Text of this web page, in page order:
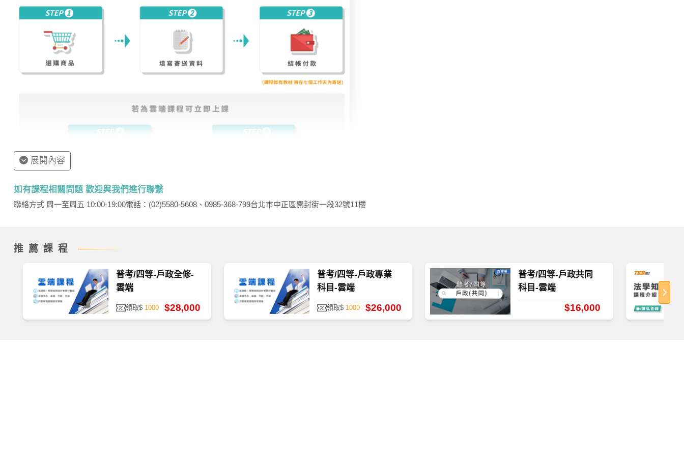
如何查看課程
首次使用，請至TKBTV 下載並安裝「課程播放器」。
展開內容
如有課程相關問題 歡迎與我們進行聯繫
聯絡方式 周一至周五 10:00-19:00電話：(02)5580-5608、0985-368-799台北市中正區開封街一段32號11樓
推薦課程
普考/四等-戶政全修-
雲端
領取$ 1000 $28,000
普考/四等-戶政專業
科目-雲端
領取$ 1000 $26,000
普考/四等-戶政共同
科目-雲端
$16,000